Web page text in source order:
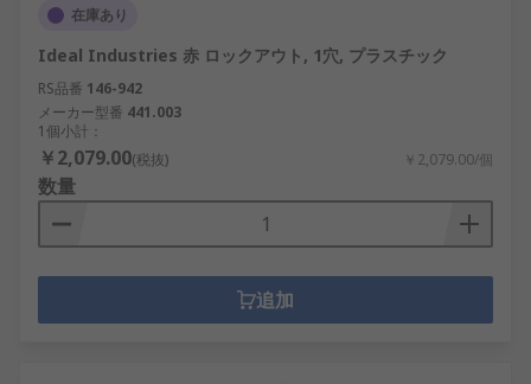
在庫あり
Ideal Industries 赤 ロックアウト, 1穴, プラスチック
RS品番 146-942
メーカー型番 441.003
1個小計：
￥2,079.00(税抜) ￥2,079.00/個
数量
追加